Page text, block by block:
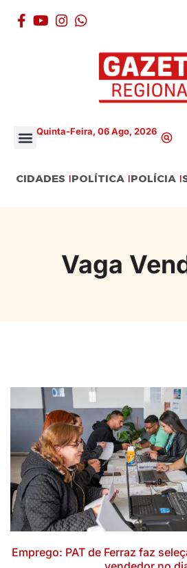
Quinta-Feira, 06 Ago, 2026
CIDADES POLÍTICA POLÍCIA
Vaga
Emprego: PAT de Ferraz faz